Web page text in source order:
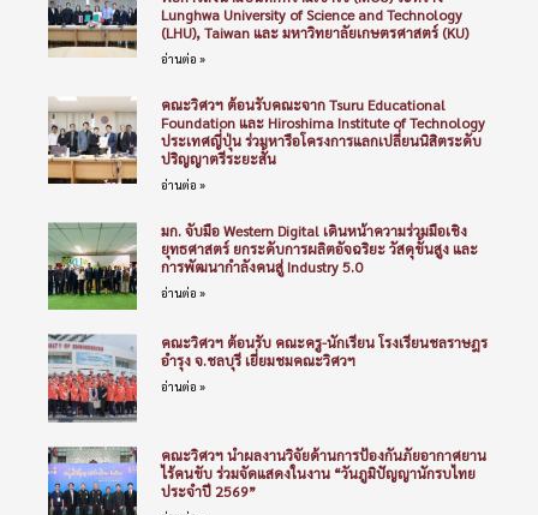
Lunghwa University of Science and Technology
(LHU), Taiwan และ มหาวิทยาลัยเกษตรศาสตร์ (KU)
อ่านต่อ »
คณะวิศวฯ ต้อนรับคณะจาก Tsuru Educational
Foundation และ Hiroshima Institute of Technology
ประเทศญี่ปุ่น ร่วมหารือโครงการแลกเปลี่ยนนิสิตระดับ
ปริญญาตรีระยะสั้น
อ่านต่อ »
มก. จับมือ Western Digital เดินหน้าความร่วมมือเชิง
ยุทธศาสตร์ ยกระดับการผลิตอัจฉริยะ วัสดุขั้นสูง และ
การพัฒนากำลังคนสู่ Industry 5.0
อ่านต่อ »
คณะวิศวฯ ต้อนรับ คณะครู-นักเรียน โรงเรียนชลราษฎร
อำรุง จ.ชลบุรี เยี่ยมชมคณะวิศวฯ
อ่านต่อ »
คณะวิศวฯ นำผลงานวิจัยด้านการป้องกันภัยอากาศยาน
ไร้คนขับ ร่วมจัดแสดงในงาน “วันภูมิปัญญานักรบไทย
ประจำปี 2569”